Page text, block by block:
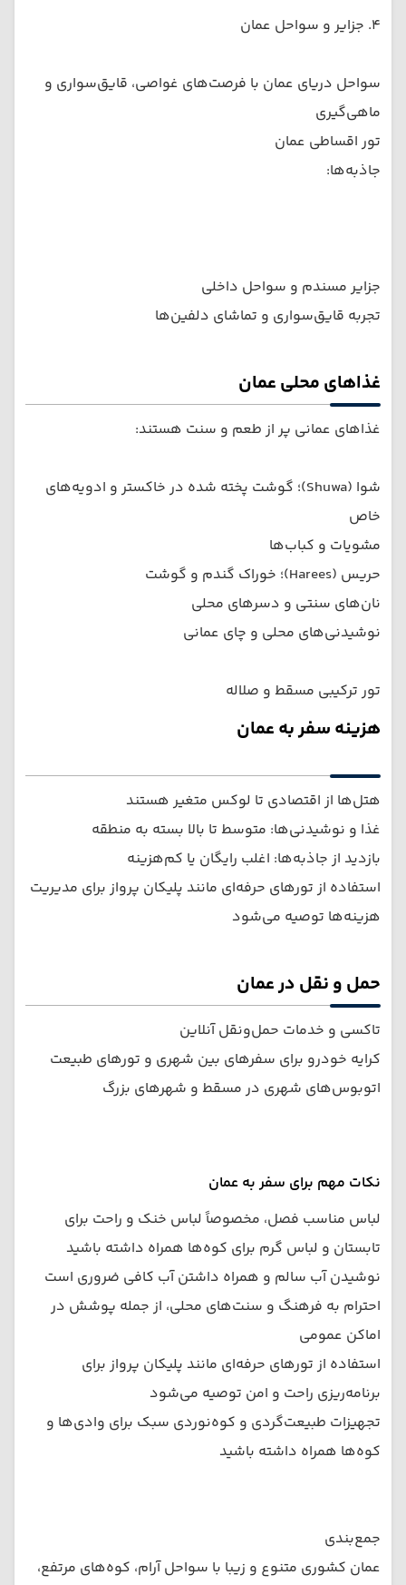
۴. جزایر و سواحل عمان
سواحل دریای عمان با فرصت‌های غواصی، قایق‌سواری و
ماهی‌گیری
تور اقساطی عمان
جاذبه‌ها:
جزایر مسندم و سواحل داخلی
تجربه قایق‌سواری و تماشای دلفین‌ها
غذاهای محلی عمان
غذاهای عمانی پر از طعم و سنت هستند:
شوا (Shuwa)؛ گوشت پخته شده در خاکستر و ادویه‌های
خاص
مشویات و کباب‌ها
حریس (Harees)؛ خوراک گندم و گوشت
نان‌های سنتی و دسرهای محلی
نوشیدنی‌های محلی و چای عمانی
تور ترکیبی مسقط و صلاله
هزینه سفر به عمان
هتل‌ها از اقتصادی تا لوکس متغیر هستند
غذا و نوشیدنی‌ها: متوسط تا بالا بسته به منطقه
بازدید از جاذبه‌ها: اغلب رایگان یا کم‌هزینه
استفاده از تورهای حرفه‌ای مانند پلیکان پرواز برای مدیریت
هزینه‌ها توصیه می‌شود
حمل و نقل در عمان
تاکسی و خدمات حمل‌ونقل آنلاین
کرایه خودرو برای سفرهای بین شهری و تورهای طبیعت
اتوبوس‌های شهری در مسقط و شهرهای بزرگ
نکات مهم برای سفر به عمان
لباس مناسب فصل، مخصوصاً لباس خنک و راحت برای
تابستان و لباس گرم برای کوه‌ها همراه داشته باشید
نوشیدن آب سالم و همراه داشتن آب کافی ضروری است
احترام به فرهنگ و سنت‌های محلی، از جمله پوشش در
اماکن عمومی
استفاده از تورهای حرفه‌ای مانند پلیکان پرواز برای
برنامه‌ریزی راحت و امن توصیه می‌شود
تجهیزات طبیعت‌گردی و کوه‌نوردی سبک برای وادی‌ها و
کوه‌ها همراه داشته باشید
جمع‌بندی
عمان کشوری متنوع و زیبا با سواحل آرام، کوه‌های مرتفع،